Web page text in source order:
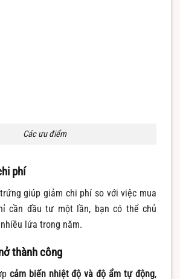
Các ưu điểm
phí
giúp giảm chi phí so với việc mua
cần đầu tư một lần, bạn có thể chủ
lứa trong năm.
thành công
cảm biến nhiệt độ và độ ẩm tự động,